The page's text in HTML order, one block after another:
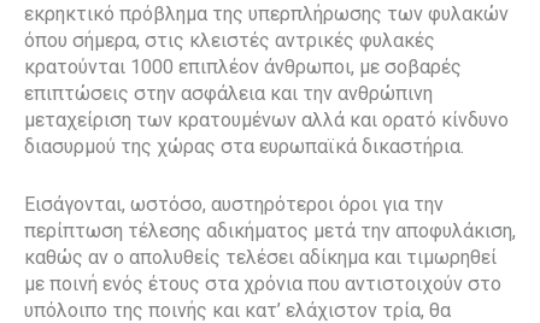
εκρηκτικό πρόβλημα της υπερπλήρωσης των φυλακών
όπου σήμερα, στις κλειστές αντρικές φυλακές
κρατούνται 1000 επιπλέον άνθρωποι, με σοβαρές
επιπτώσεις στην ασφάλεια και την ανθρώπινη
μεταχείριση των κρατουμένων αλλά και ορατό κίνδυνο
διασυρμού της χώρας στα ευρωπαϊκά δικαστήρια.
Εισάγονται, ωστόσο, αυστηρότεροι όροι για την
περίπτωση τέλεσης αδικήματος μετά την αποφυλάκιση,
καθώς αν ο απολυθείς τελέσει αδίκημα και τιμωρηθεί
με ποινή ενός έτους στα χρόνια που αντιστοιχούν στο
υπόλοιπο της ποινής και κατ’ ελάχιστον τρία, θα